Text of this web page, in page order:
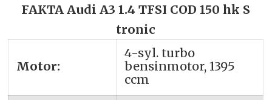
FAKTA Audi A3 1.4 TFSI COD 150 hk S
tronic
Motor:
4-syl. turbo
bensinmotor, 1395
ccm